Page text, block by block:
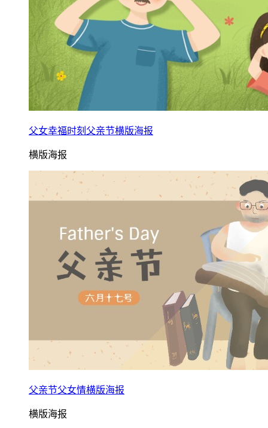
父女幸福时刻父亲节横版海报
横版海报
父亲节父女情横版海报
横版海报